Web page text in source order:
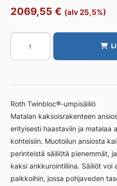
2069,55 € (alv 25,5%)
Lokasäiliö
Roth
3500
määrä
Roth Twinbloc®-umpisäiliö
Matalan kaksoisrakenteen
erityisesti haastaviin ja matalaa
kohteisiin. Muotoilun ansiosta
perinteistä säiliötä pienemmät,
kaksi ankkurointiliina. Säiliöt voi
paikkoihin, jossa pohjaveden